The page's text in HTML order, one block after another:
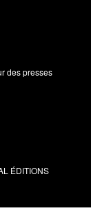
des presses
ÉDITIONS